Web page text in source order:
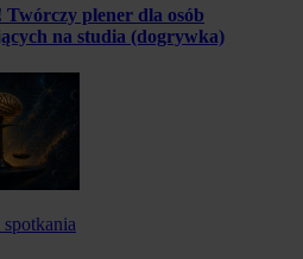
Twórczy plener dla osób
na studia (dogrywka)